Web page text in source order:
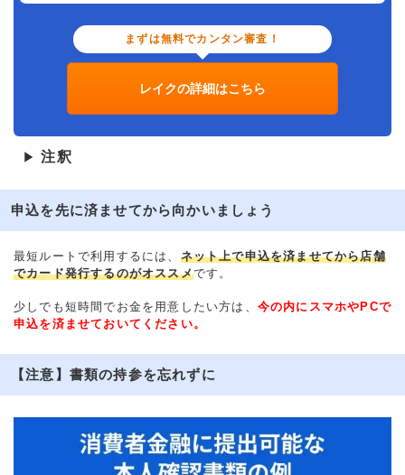
まずは無料でカンタン審査！
レイクの詳細はこちら
▶ 注釈
申込を先に済ませてから向かいましょう
最短ルートで利用するには、 ネット上で申込を済ませてから店舗
でカード発行するのがオススメです。
少しでも短時間でお金を用意したい方は、 今の内にスマホやPCで
申込を済ませておいてください。
【注意】書類の持参を忘れずに